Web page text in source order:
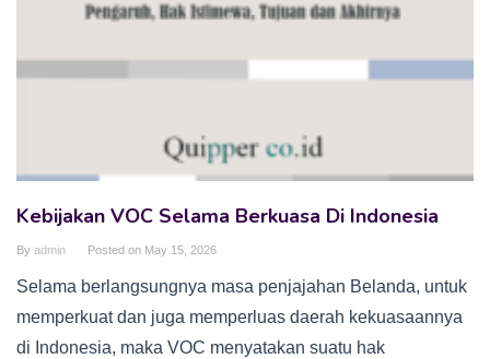
Kebijakan VOC Selama Berkuasa Di Indonesia
By admin Posted on May 15, 2026
Selama berlangsungnya masa penjajahan Belanda, untuk
memperkuat dan juga memperluas daerah kekuasaannya
di Indonesia, maka VOC menyatakan suatu hak